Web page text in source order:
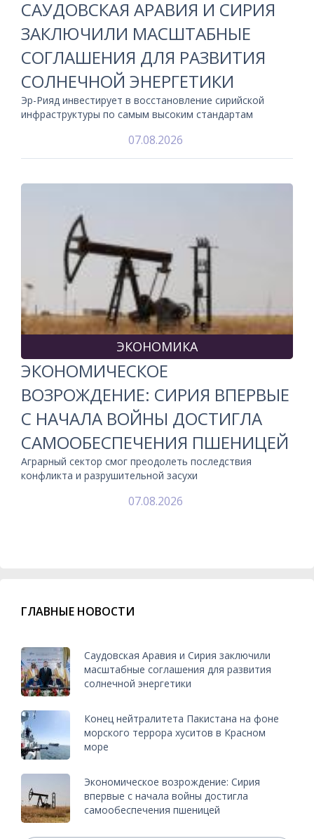
САУДОВСКАЯ АРАВИЯ И СИРИЯ
ЗАКЛЮЧИЛИ МАСШТАБНЫЕ
СОГЛАШЕНИЯ ДЛЯ РАЗВИТИЯ
СОЛНЕЧНОЙ ЭНЕРГЕТИКИ
Эр-Рияд инвестирует в восстановление сирийской
инфраструктуры по самым высоким стандартам
07.08.2026
ЭКОНОМИКА
ЭКОНОМИЧЕСКОЕ
ВОЗРОЖДЕНИЕ: СИРИЯ ВПЕРВЫЕ
С НАЧАЛА ВОЙНЫ ДОСТИГЛА
САМООБЕСПЕЧЕНИЯ ПШЕНИЦЕЙ
Аграрный сектор смог преодолеть последствия
конфликта и разрушительной засухи
07.08.2026
ГЛАВНЫЕ НОВОСТИ
Саудовская Аравия и Сирия заключили
масштабные соглашения для развития
солнечной энергетики
Конец нейтралитета Пакистана на фоне
морского террора хуситов в Красном
море
Экономическое возрождение: Сирия
впервые с начала войны достигла
самообеспечения пшеницей